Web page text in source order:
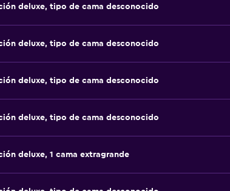
deluxe, tipo de cama desconocido
deluxe, tipo de cama desconocido
deluxe, tipo de cama desconocido
deluxe, tipo de cama desconocido
deluxe, 1 cama extragrande